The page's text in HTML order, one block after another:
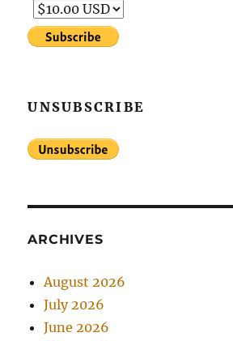
UNSUBSCRIBE
ARCHIVES
August 2026
July 2026
June 2026